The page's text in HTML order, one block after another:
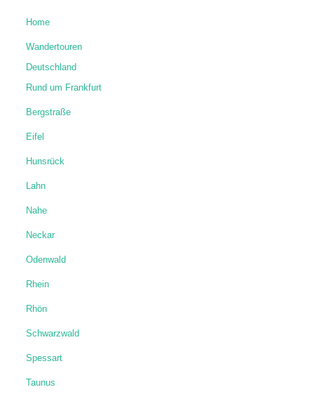
Home
Wandertouren
Deutschland
Rund um Frankfurt
Bergstraße
Eifel
Hunsrück
Lahn
Nahe
Neckar
Odenwald
Rhein
Rhön
Schwarzwald
Spessart
Taunus